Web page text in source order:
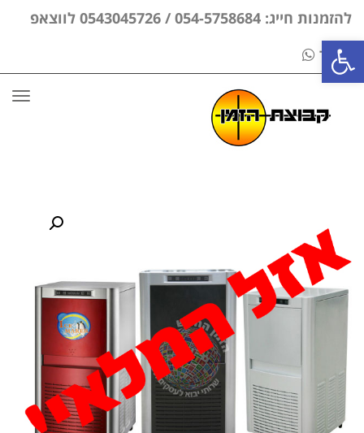
פתח סרגל נגישות
להזמנות חייג: 054-5758684 / 0543045726 לווצאפ
בלבד